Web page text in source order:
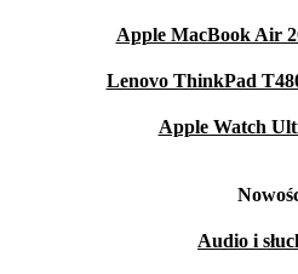
Apple MacBook Air
Lenovo ThinkPad
Apple Watch
Audio i